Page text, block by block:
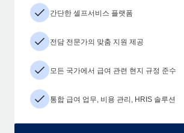
간단한 셀프서비스 플랫폼
전담 전문가의 맞춤 지원 제공
모든 국가에서 급여 관련 현지 규정 준수
통합 급여 업무, 비용 관리, HRIS 솔루션